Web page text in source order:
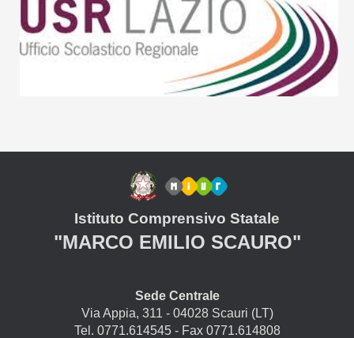
Istituto Comprensivo Statale
"MARCO EMILIO SCAURO"
Sede Centrale
Via Appia, 311 - 04028 Scauri (LT)
Tel. 0771.614545 - Fax 0771.614808